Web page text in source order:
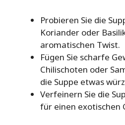
Probieren Sie die
Koriander oder
aromatischen Twist.
Fügen Sie scharfe
Chilischoten oder
die Suppe etwas
Verfeinern Sie die
für einen exotischen